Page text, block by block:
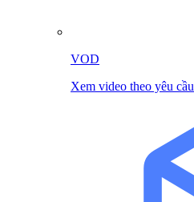
VOD
Xem video theo yêu cầu